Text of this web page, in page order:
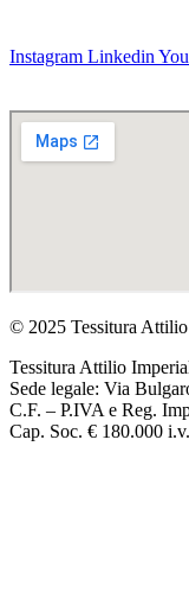
Instagram Linkedin
© 2025 Tessitura
Tessitura Attilio
Sede legale: Via
C.F. – P.IVA e Reg.
Cap. Soc. € 180.000